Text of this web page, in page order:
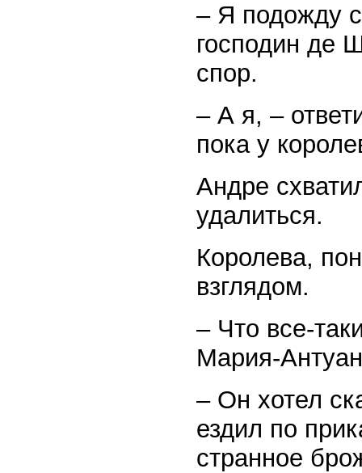
– Я подожду
господин де
спор.
– А я, –
пока у
Андре
удалиться.
Королева,
взглядом.
– Что все-
Мария-
– Он хотел
ездил по
странное